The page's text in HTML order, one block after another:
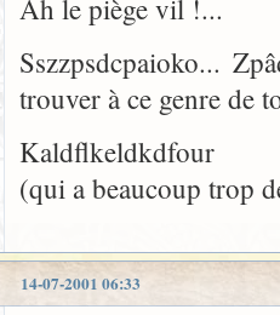
Ah le piège vil !...
Sszzpsdcpaioko...
trouver à ce genre de
Kaldflkeldkdfour
(qui a beaucoup trop
14-07-2001 06:33